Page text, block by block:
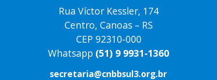
Rua Víctor Kessler, 174
Centro, Canoas – RS
CEP 92310-000
Whatsapp (51) 9 9931-1360
secretaria@cnbbsul3.org.br